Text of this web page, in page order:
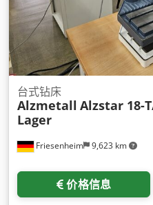
Friesenheim 9,623 km
台式钻床
Alzmetall Alzstar 18-
Lager
价格信息